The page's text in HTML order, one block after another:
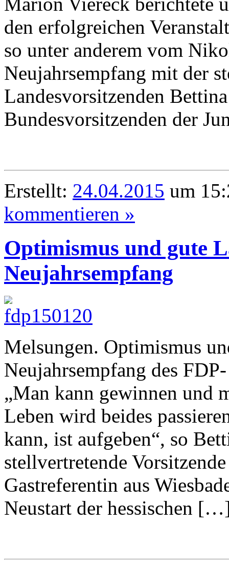
den erfolgreichen
so unter anderem vom
Neujahrsempfang mit der
Landesvorsitzenden
Bundesvorsitzenden der
Erstellt: 24.04.2015 um
kommentieren »
Optimismus und gute
Neujahrsempfang
Melsungen. Optimismus
Neujahrsempfang des
„Man kann gewinnen und
Leben wird beides
kann, ist aufgeben“, so
stellvertretende
Gastreferentin aus
Neustart der hessischen